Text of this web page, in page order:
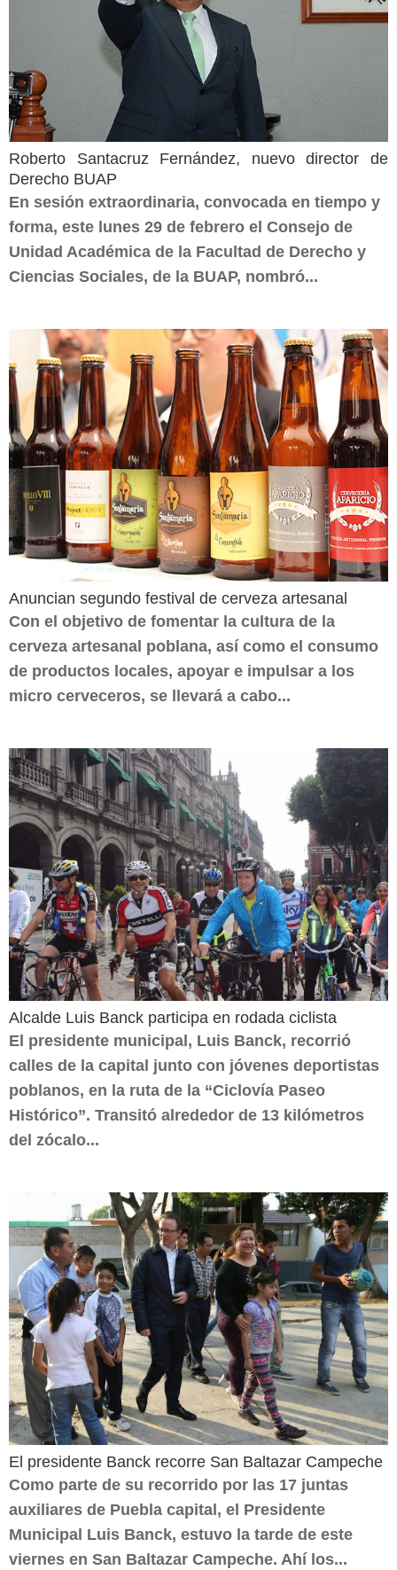
Roberto Santacruz Fernández, nuevo director de
Derecho BUAP
En sesión extraordinaria, convocada en tiempo y
forma, este lunes 29 de febrero el Consejo de
Unidad Académica de la Facultad de Derecho y
Ciencias Sociales, de la BUAP, nombró...
Anuncian segundo festival de cerveza artesanal
Con el objetivo de fomentar la cultura de la
cerveza artesanal poblana, así como el consumo
de productos locales, apoyar e impulsar a los
micro cerveceros, se llevará a cabo...
Alcalde Luis Banck participa en rodada ciclista
El presidente municipal, Luis Banck, recorrió
calles de la capital junto con jóvenes deportistas
poblanos, en la ruta de la “Ciclovía Paseo
Histórico”. Transitó alrededor de 13 kilómetros
del zócalo...
El presidente Banck recorre San Baltazar Campeche
Como parte de su recorrido por las 17 juntas
auxiliares de Puebla capital, el Presidente
Municipal Luis Banck, estuvo la tarde de este
viernes en San Baltazar Campeche. Ahí los...